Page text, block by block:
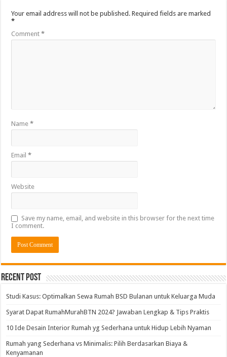
Your email address will not be published. Required fields are marked
*
Comment*
Name*
Email*
Website
Save my name, email, and website in this browser for the next time
I comment.
Alternative:
Recent Post
Studi Kasus: Optimalkan Sewa Rumah BSD Bulanan untuk Keluarga Muda
Syarat Dapat RumahMurahBTN 2024? Jawaban Lengkap & Tips Praktis
10 Ide Desain Interior Rumah yg Sederhana untuk Hidup Lebih Nyaman
Rumah yang Sederhana vs Minimalis: Pilih Berdasarkan Biaya &
Kenyamanan